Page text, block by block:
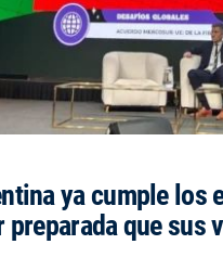
ya cumple los
que sus